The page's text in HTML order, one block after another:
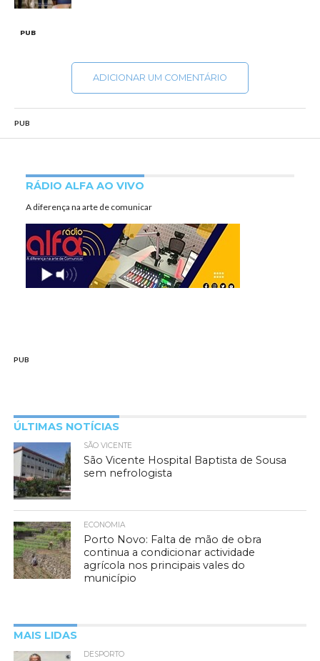
PUB
ADICIONAR UM COMENTÁRIO
PUB
RÁDIO ALFA AO VIVO
A diferença na arte de comunicar
PUB
ÚLTIMAS NOTÍCIAS
SÃO VICENTE
São Vicente Hospital Baptista de Sousa
sem nefrologista
ECONOMIA
Porto Novo: Falta de mão de obra
continua a condicionar actividade
agrícola nos principais vales do
município
MAIS LIDAS
DESPORTO